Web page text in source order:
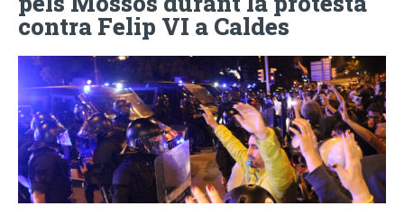
contra Felip VI a Caldes